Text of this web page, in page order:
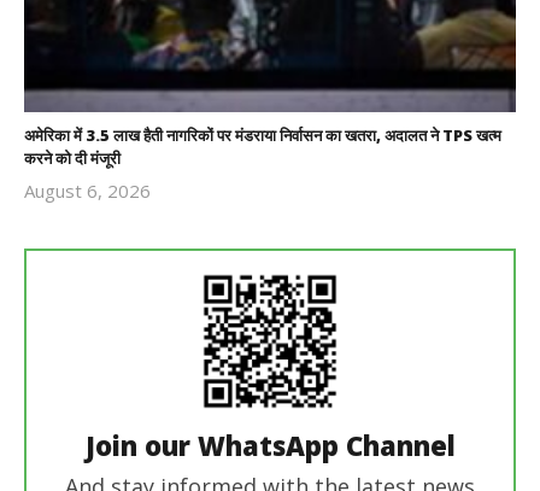
अमेरिका में 3.5 लाख हैती नागरिकों पर मंडराया निर्वासन का खतरा, अदालत ने TPS खत्म
करने को दी मंजूरी
August 6, 2026
Join our WhatsApp Channel